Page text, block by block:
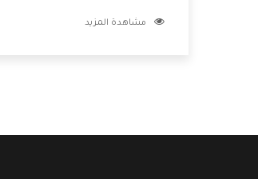
بالخدمات التى تنفرد الشركة بها
مشاهدة المزيد